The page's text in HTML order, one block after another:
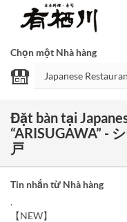
Chọn một Nhà hàng
Đặt bàn tại
“ARISUGAWA” -
戸
Tin nhắn từ Nhà hàng
.
【NEW】